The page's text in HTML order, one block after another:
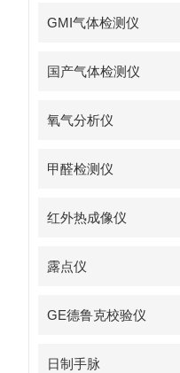
GMI气体检测仪
国产气体检测仪
氧气分析仪
甲醛检测仪
红外热成像仪
露点仪
GE德鲁克校验仪
日制手脉